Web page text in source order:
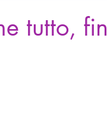
tutto, fin